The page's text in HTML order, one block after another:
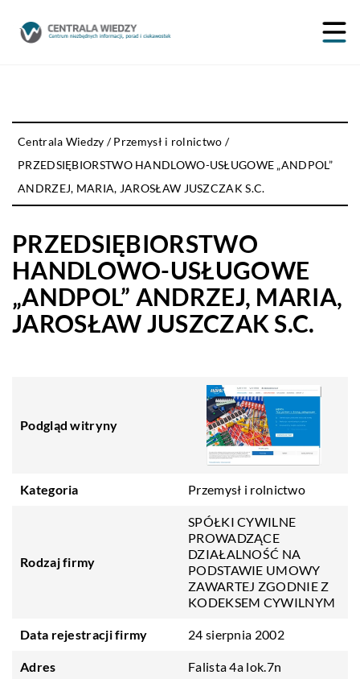
Centrala Wiedzy /Przemysł i rolnictwo /
PRZEDSIĘBIORSTWO HANDLOWO-USŁUGOWE „ANDPOL”
ANDRZEJ, MARIA, JAROSŁAW JUSZCZAK S.C.
PRZEDSIĘBIORSTWO
HANDLOWO-USŁUGOWE
„ANDPOL” ANDRZEJ, MARIA,
JAROSŁAW JUSZCZAK S.C.
Podgląd witryny
Kategoria Przemysł i rolnictwo
Rodzaj firmy
SPÓŁKI CYWILNE
PROWADZĄCE
DZIAŁALNOŚĆ NA
PODSTAWIE UMOWY
ZAWARTEJ ZGODNIE Z
KODEKSEM CYWILNYM
Data rejestracji firmy 24 sierpnia 2002
Adres Falista 4a lok.7n